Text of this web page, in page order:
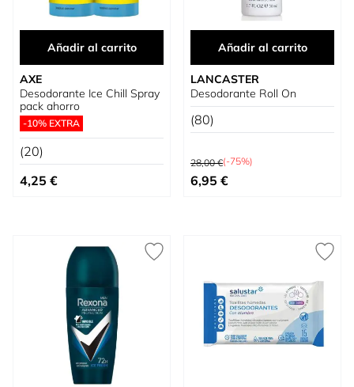
Añadir al carrito
AXE
Desodorante Ice Chill Spray
pack ahorro
-10% EXTRA
(20)
4,25 €
Añadir al carrito
LANCASTER
Desodorante Roll On
(80)
Precio habitual
28,00 €(-75%)
Precio especial
6,95 €